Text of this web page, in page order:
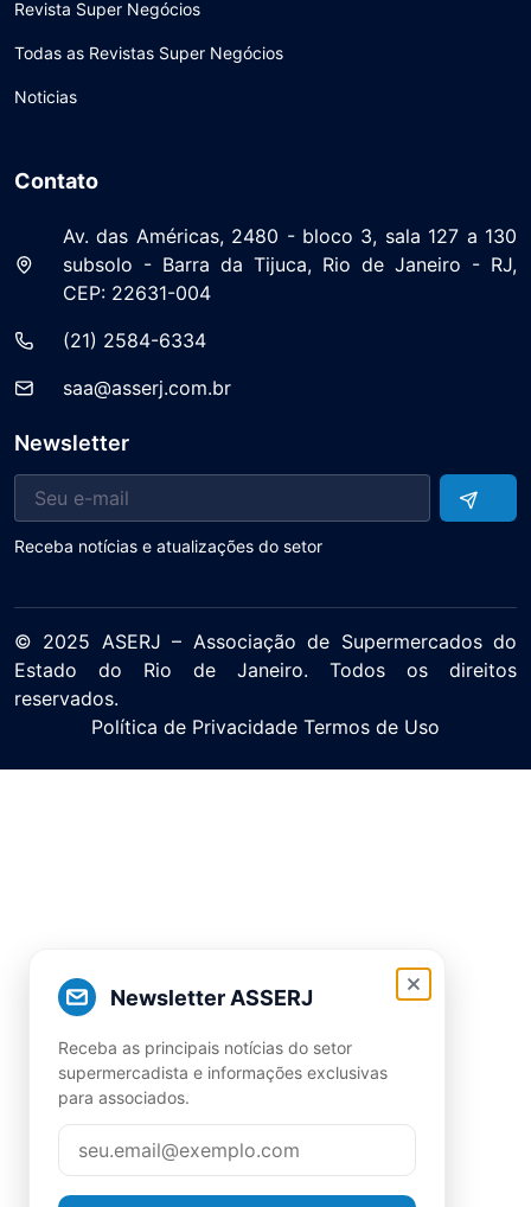
Newsletter ASSERJ
Receba as principais notícias do setor
supermercadista e informações exclusivas
para associados.
Revista Super Negócios
Todas as Revistas Super Negócios
Noticias
Contato
Av. das Américas, 2480 - bloco 3, sala 127 a 130
subsolo - Barra da Tijuca, Rio de Janeiro - RJ,
CEP: 22631-004
(21) 2584-6334
saa@asserj.com.br
Newsletter
Receba notícias e atualizações do setor
© 2025 ASERJ – Associação de Supermercados do
Estado do Rio de Janeiro. Todos os direitos
reservados.
Política de Privacidade Termos de Uso